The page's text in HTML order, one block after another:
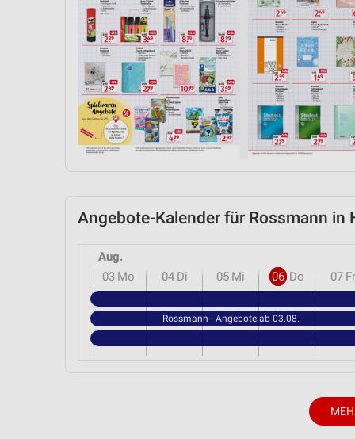
Angebote-Kalender für Rossmann
Aug.
03 Mo 04 Di 05 Mi 06 Do 07 Fr
Rossmann - Angebote ab 03.08.
Messung der Werbeleistung
Messung der Performance von Inhalten
Analyse von Zielgruppen durch Statistiken oder Kombinationen
Entwicklung und Verbesserung der Angebote
Verwendung reduzierter Daten zur Auswahl von Inhalten
Nicht-IAB-Verarbeitungszwecke:
Performance